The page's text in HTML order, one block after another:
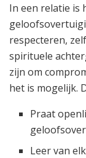
In een relatie is
respecteren,
spirituele
zijn om
het is mogelijk.
Praat
Leer van